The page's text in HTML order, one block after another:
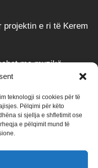
teknologji si cookies për të
Pëlqimi për këto
si sjellja e shfletimit ose
e pëlqimit mund të
projektin e ri të Kerem
me muzikë,
415k Followers